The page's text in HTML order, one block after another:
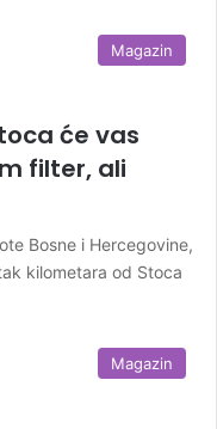
Magazin
će vas
filter, ali
Bosne i Hercegovine,
kilometara od Stoca
Magazin